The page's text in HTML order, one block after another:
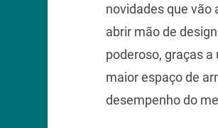
novidades que vão
abrir mão de
poderoso, graças
maior espaço de
desempenho do